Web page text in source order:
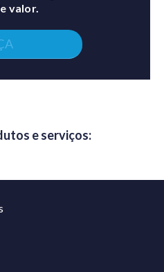
valor.
e serviços: